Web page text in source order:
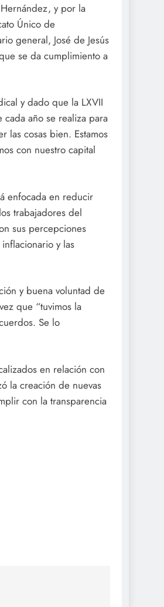
y por la
Único de
general, José de Jesús
se da cumplimiento a
y dado que la LXVII
año se realiza para
las cosas bien. Estamos
con nuestro capital
enfocada en reducir
trabajadores del
sus percepciones
y las
y buena voluntad de
que “tuvimos la
Se lo
en relación con
la creación de nuevas
con la transparencia